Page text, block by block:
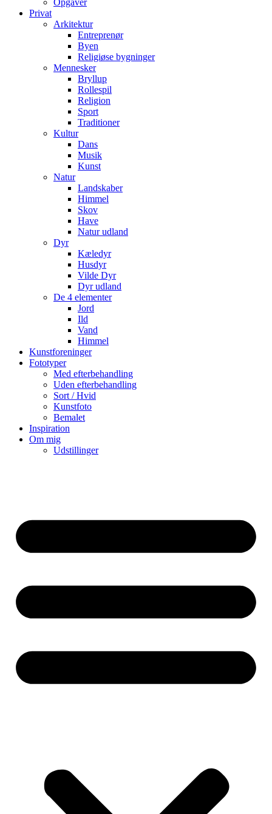
Opgaver
Privat
Arkitektur
Entreprenør
Byen
Religiøse bygninger
Mennesker
Bryllup
Rollespil
Religion
Sport
Traditioner
Kultur
Dans
Musik
Kunst
Natur
Landskaber
Himmel
Skov
Have
Natur udland
Dyr
Kæledyr
Husdyr
Vilde Dyr
Dyr udland
De 4 elementer
Jord
Ild
Vand
Himmel
Kunstforeninger
Fototyper
Med efterbehandling
Uden efterbehandling
Sort / Hvid
Kunstfoto
Bemalet
Inspiration
Om mig
Udstillinger